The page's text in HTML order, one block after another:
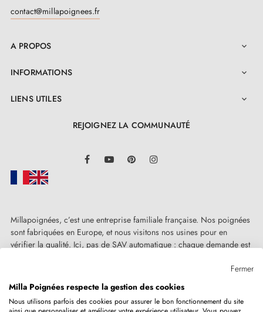
contact@millapoignees.fr
A PROPOS 
INFORMATIONS 
LIENS UTILES 
REJOIGNEZ LA COMMUNAUTÉ
FacebookYouTube Pinterest
Millapoignées, c’est une entreprise familiale française. Nos poignées
sont fabriquées en Europe, et nous visitons nos usines pour en
vérifier la qualité. Ici, pas de SAV automatique : chaque demande est
Fermer
Milla Poignées respecte la gestion des cookies
Nous utilisons parfois des cookies pour assurer le bon fonctionnement du site